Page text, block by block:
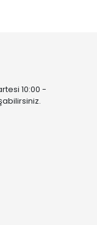
10:00 -